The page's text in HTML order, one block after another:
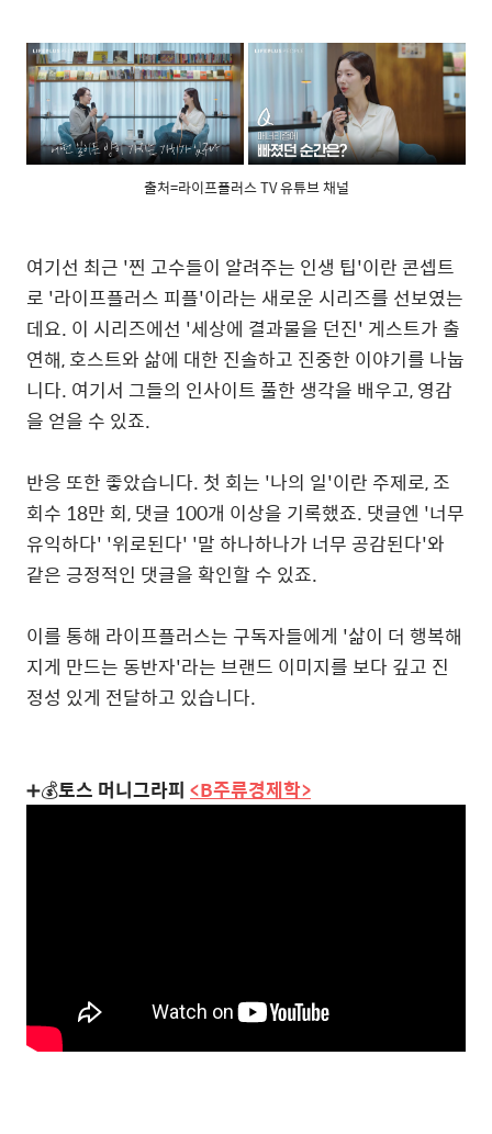
출처=라이프플러스 TV 유튜브 채널
여기선 최근 '찐 고수들이 알려주는 인생 팁'이란 콘셉트
로 '라이프플러스 피플'이라는 새로운 시리즈를 선보였는
데요. 이 시리즈에선 '세상에 결과물을 던진' 게스트가 출
연해, 호스트와 삶에 대한 진솔하고 진중한 이야기를 나눕
니다. 여기서 그들의 인사이트 풀한 생각을 배우고, 영감
을 얻을 수 있죠.
반응 또한 좋았습니다. 첫 회는 '나의 일'이란 주제로, 조
회수 18만 회, 댓글 100개 이상을 기록했죠. 댓글엔 '너무
유익하다' '위로된다' '말 하나하나가 너무 공감된다'와
같은 긍정적인 댓글을 확인할 수 있죠.
이를 통해 라이프플러스는 구독자들에게 '삶이 더 행복해
지게 만드는 동반자'라는 브랜드 이미지를 보다 깊고 진
정성 있게 전달하고 있습니다.
➕💰토스 머니그라피 <B주류경제학>